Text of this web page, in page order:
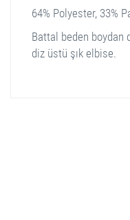
64% Polyester, 33%
Battal beden boydan
diz üstü şık elbise.